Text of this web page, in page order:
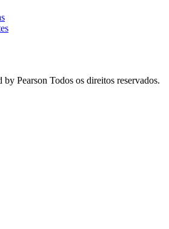
Pearson Todos os direitos reservados.